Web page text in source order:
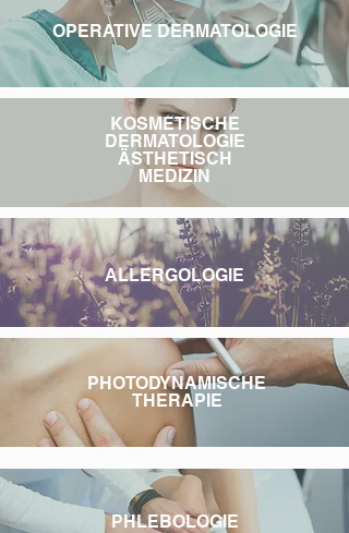
OPERATIVE DERMATOLOGIE
KOSMETISCHE
DERMATOLOGIE
ÄSTHETISCH
MEDIZIN
ALLERGOLOGIE
PHOTODYNAMISCHE
THERAPIE
PHLEBOLOGIE